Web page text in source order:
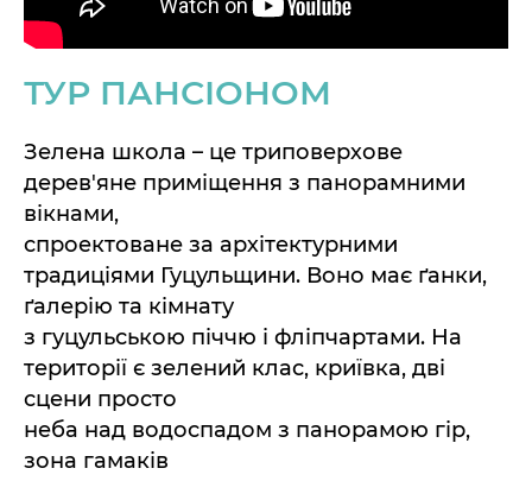
ТУР ПАНСІОНОМ
Зелена школа – це триповерхове
дерев'яне приміщення з панорамними
вікнами,
спроектоване за архітектурними
традиціями Гуцульщини. Воно має ґанки,
ґалерію та кімнату
з гуцульською піччю і фліпчартами. На
території є зелений клас, криївка, дві
сцени просто
неба над водоспадом з панорамою гір,
зона гамаків